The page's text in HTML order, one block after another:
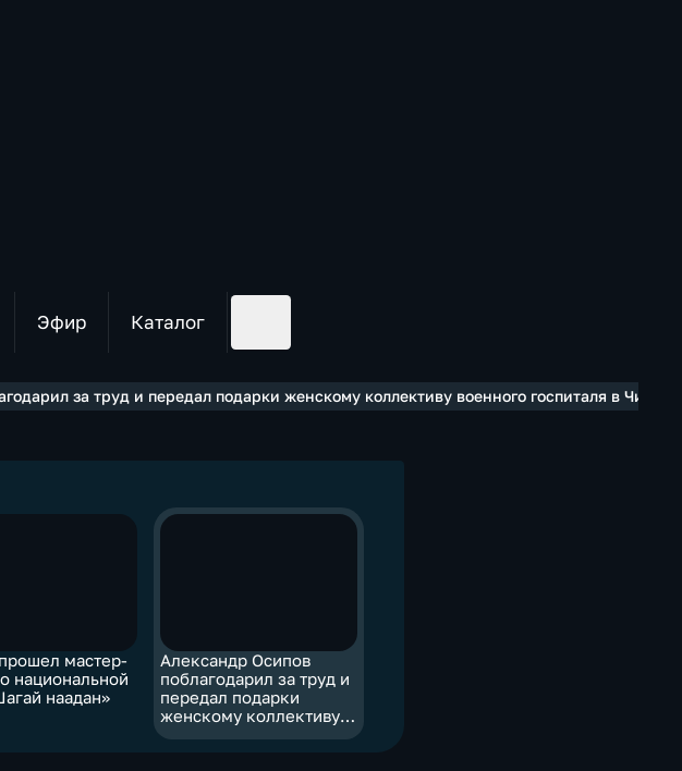
Эфир Каталог
за труд и передал подарки женскому коллективу военного госпиталя в Чите
мастер-
национальной
наадан»
Александр Осипов
поблагодарил за труд и
передал подарки
женскому коллективу
военного госпиталя в